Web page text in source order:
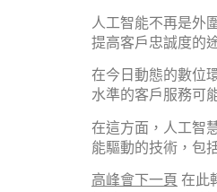
人工智能不再是外
提高客戶忠誠度的
在今日動態的數位
水準的客戶服務可
在這方面，人工智
能驅動的技術，包
高峰會下一頁 在此